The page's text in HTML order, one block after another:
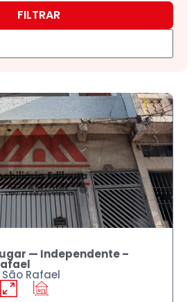
FILTRAR
— Independente –
Rafael